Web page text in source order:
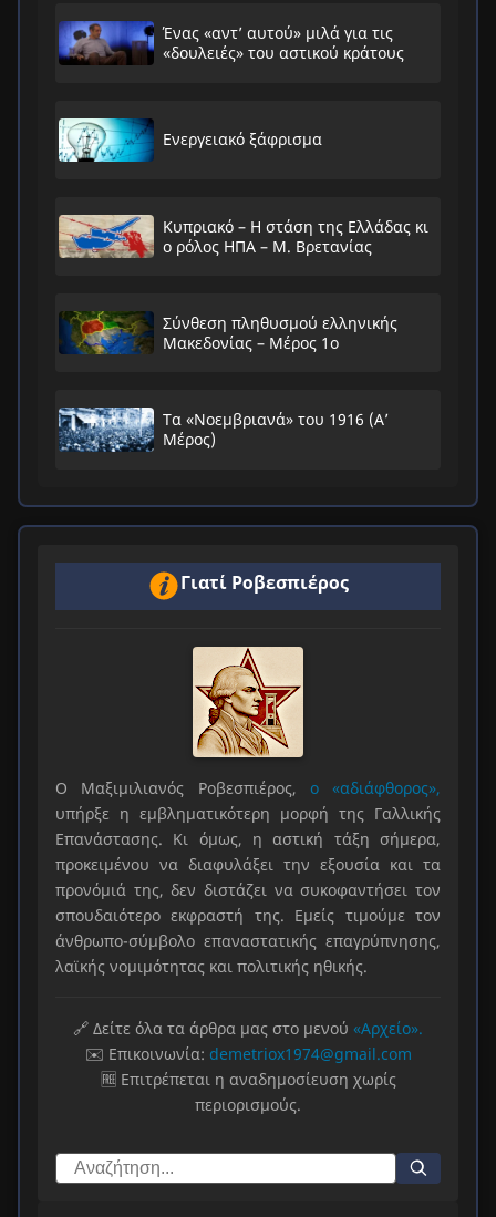
Ένας «αντ’ αυτού» μιλά για τις
«δουλειές» του αστικού κράτους
Ενεργειακό ξάφρισμα
Κυπριακό – Η στάση της Ελλάδας κι
ο ρόλος ΗΠΑ – Μ. Βρετανίας
Σύνθεση πληθυσμού ελληνικής
Μακεδονίας – Μέρος 1ο
Τα «Νοεμβριανά» του 1916 (Α’
Μέρος)
Γιατί Ροβεσπιέρος
Ο Μαξιμιλιανός Ροβεσπιέρος, ο «αδιάφθορος»,
υπήρξε η εμβληματικότερη μορφή της Γαλλικής
Επανάστασης. Κι όμως, η αστική τάξη σήμερα,
προκειμένου να διαφυλάξει την εξουσία και τα
προνόμιά της, δεν διστάζει να συκοφαντήσει τον
σπουδαιότερο εκφραστή της. Εμείς τιμούμε τον
άνθρωπο-σύμβολο επαναστατικής επαγρύπνησης,
λαϊκής νομιμότητας και πολιτικής ηθικής.
🔗 Δείτε όλα τα άρθρα μας στο μενού «Αρχείο».
✉️ Επικοινωνία: demetriox1974@gmail.com
🆓 Επιτρέπεται η αναδημοσίευση χωρίς
περιορισμούς.